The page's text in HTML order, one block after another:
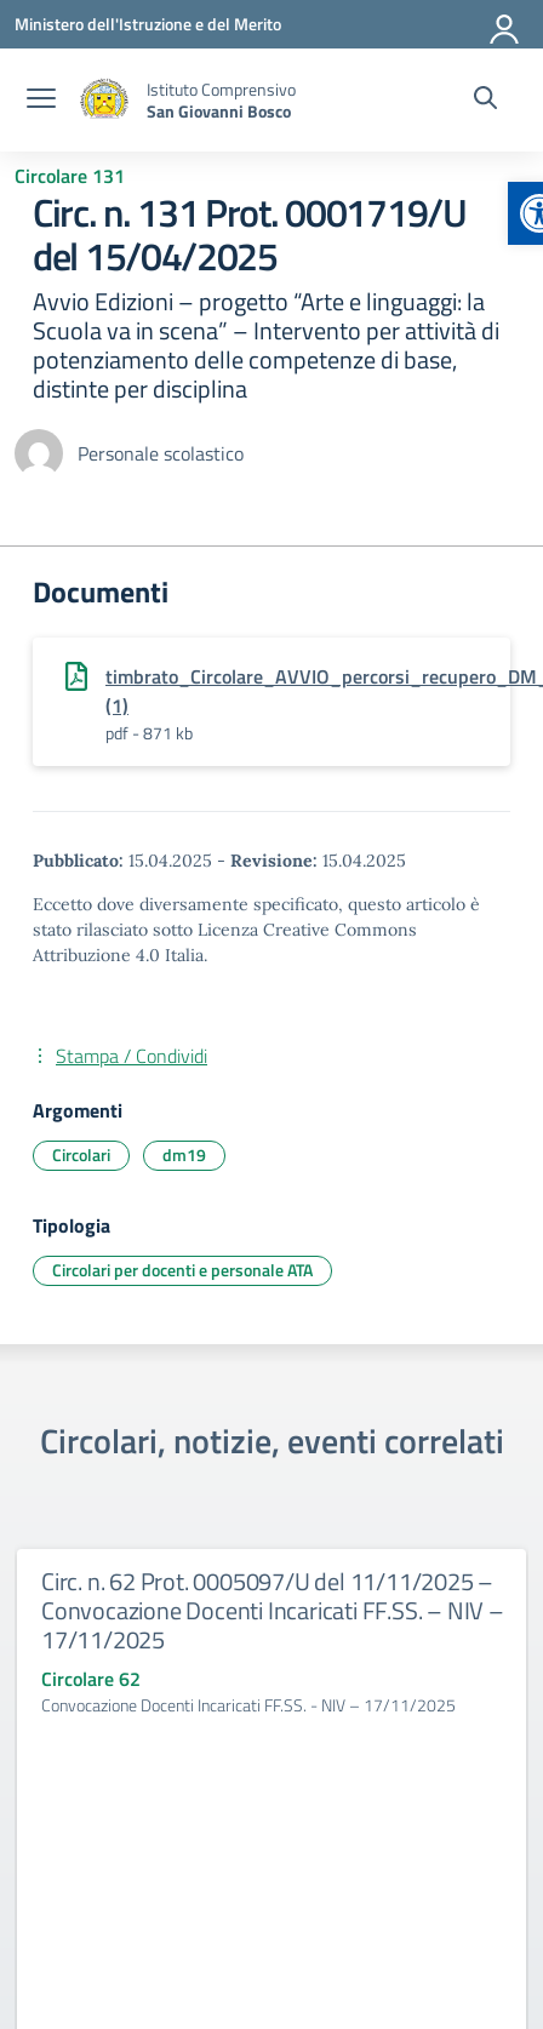
Vai ai contenuti
Vai al menu di navigazione
Vai al footer
Ministero dell'Istruzione e del Merito
Istituto Comprensivo
San Giovanni Bosco
Circolare 131
Circ. n. 131 Prot. 0001719/U
del 15/04/2025
Avvio Edizioni – progetto “Arte e linguaggi: la
Scuola va in scena” – Intervento per attività di
potenziamento delle competenze di base,
distinte per disciplina
Personale scolastico
Documenti
(1)
pdf - 871 kb
Pubblicato: 15.04.2025 - Revisione: 15.04.2025
Eccetto dove diversamente specificato, questo articolo è
stato rilasciato sotto Licenza Creative Commons
Attribuzione 4.0 Italia.
Stampa / Condividi
Argomenti
Circolari dm19
Tipologia
Circolari per docenti e personale ATA
Circolari, notizie, eventi correlati
Circ. n. 62 Prot. 0005097/U del 11/11/2025 –
Convocazione Docenti Incaricati FF.SS. – NIV –
17/11/2025
Circolare 62
Convocazione Docenti Incaricati FF.SS. - NIV – 17/11/2025